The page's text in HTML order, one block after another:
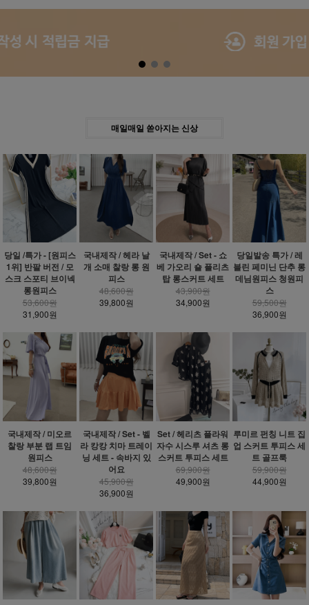
Previous Next
매일매일 쏟아지는 신상
당일 /특가 - [원피스
1위] 반팔 버전 / 모
스크 스포티 브이넥
롱원피스
53,600원
31,900원
국내제작 / 헤라 날
개 소매 찰랑 롱 원
피스
48,600원
39,800원
국내제작 / Set - 쇼
베 가오리 숄 플리츠
탑 롱스커트 세트
43,900원
34,900원
당일발송 특가 / 레
블린 페미닌 단추 롱
데님원피스 청원피
스
59,500원
36,900원
국내제작 / 미오르
찰랑 부분 랩 트임
원피스
48,600원
39,800원
국내제작 / Set - 벨
라 캉캉 치마 트레이
닝 세트 - 속바지 있
어요
45,900원
36,900원
Set / 헤리츠 플라워
자수 시스루 셔츠 롱
스커트 투피스 세트
69,900원
49,900원
루미르 펀칭 니트 집
업 스커트 투피스 세
트 골프룩
59,900원
44,900원